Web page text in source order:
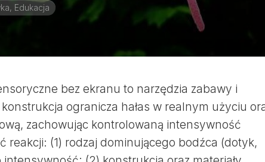
Edukacja
bez ekranu to narzędzia zabawy i
ogranicza hałas w realnym użyciu
zachowując kontrolowaną intensywność
reakcji: (1) rodzaj dominującego bodźca (dotyk,